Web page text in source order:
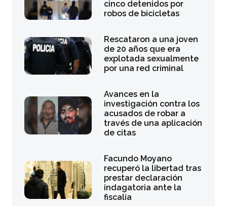
cinco detenidos por
robos de bicicletas
Rescataron a una joven
de 20 años que era
explotada sexualmente
por una red criminal
Avances en la
investigación contra los
acusados de robar a
través de una aplicación
de citas
Facundo Moyano
recuperó la libertad tras
prestar declaración
indagatoria ante la
fiscalía